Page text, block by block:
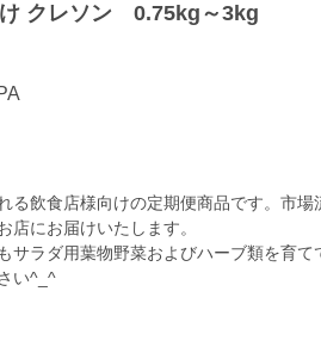
け クレソン 0.75kg～3kg
る飲食店様向けの定期便商品です。市場
店にお届けいたします。
サラダ用葉物野菜およびハーブ類を育
い^_^